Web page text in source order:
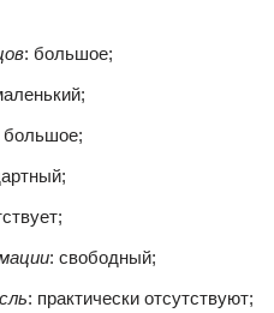
: большое;
большое;
: свободный;
: практически отсутствуют;